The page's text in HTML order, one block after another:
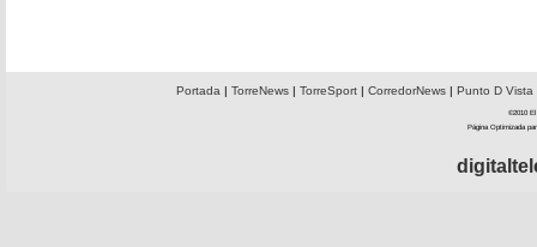
Portada | TorreNews| TorreSport| CorredorNews| Punto D Vista
©2010 El
Página Optimizada